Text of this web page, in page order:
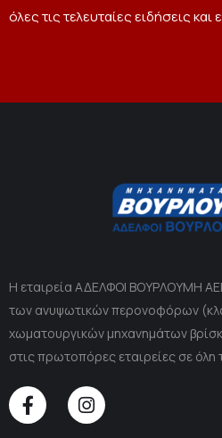
όλες τις τελευταίες ειδήσεις
Η εταιρεία ΑΔΕΛΦΟΙ ΒΟΥΡΛΟΥΜΗ
των ανυψωτικών περονοφόρων
χωματουργικών μηχανημάτων
στις πρωτοπόρες εταιρείες σε όλη